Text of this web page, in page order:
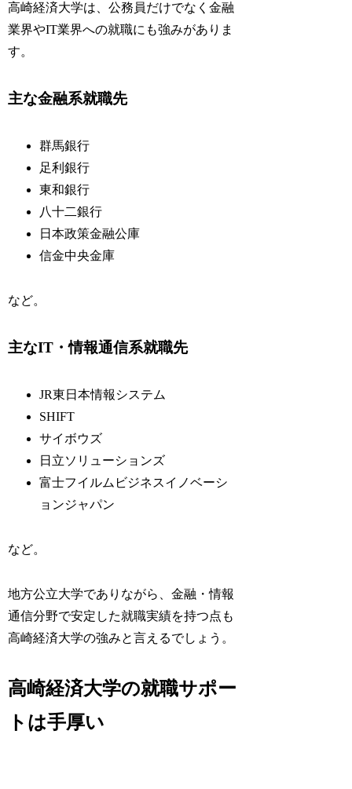
高崎経済大学は、公務員だけでなく金融
業界やIT業界への就職にも強みがありま
す。
主な金融系就職先
群馬銀行
足利銀行
東和銀行
八十二銀行
日本政策金融公庫
信金中央金庫
など。
主なIT・情報通信系就職先
JR東日本情報システム
SHIFT
サイボウズ
日立ソリューションズ
富士フイルムビジネスイノベーシ
ョンジャパン
など。
地方公立大学でありながら、金融・情報
通信分野で安定した就職実績を持つ点も
高崎経済大学の強みと言えるでしょう。
高崎経済大学の就職サポー
トは手厚い